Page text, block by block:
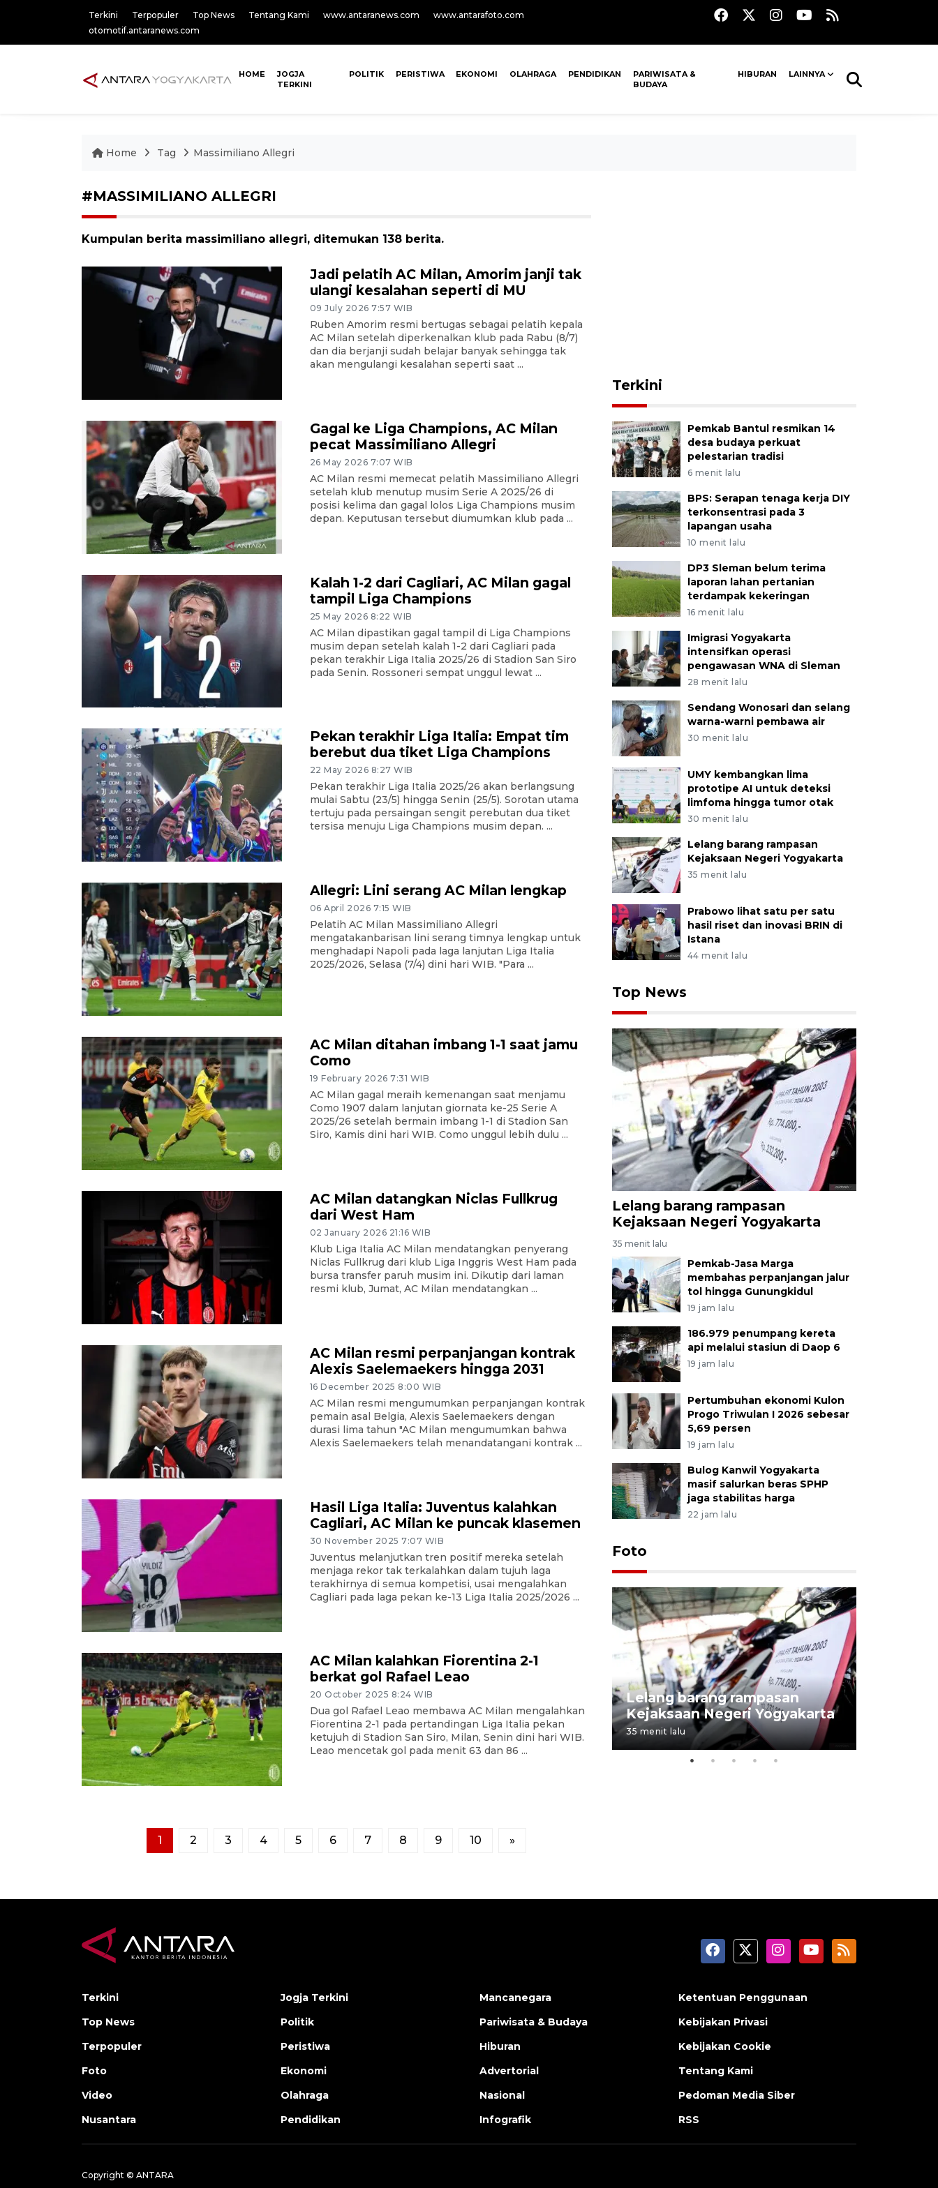
Terkini Terpopuler Top News Tentang Kami www.antaranews.com
www.antarafoto.com
otomotif.antaranews.com
HOME
JOGJA
TERKINI
POLITIK PERISTIWA EKONOMI OLAHRAGA PENDIDIKAN
PARIWISATA &
BUDAYA
HIBURAN LAINNYA
Home Tag Massimiliano Allegri
#MASSIMILIANO ALLEGRI
Kumpulan berita massimiliano allegri, ditemukan 138 berita.
Jadi pelatih AC Milan, Amorim janji tak
ulangi kesalahan seperti di MU
09 July 2026 7:57 WIB
Ruben Amorim resmi bertugas sebagai pelatih kepala
AC Milan setelah diperkenalkan klub pada Rabu (8/7)
dan dia berjanji sudah belajar banyak sehingga tak
akan mengulangi kesalahan seperti saat ...
Gagal ke Liga Champions, AC Milan
pecat Massimiliano Allegri
26 May 2026 7:07 WIB
AC Milan resmi memecat pelatih Massimiliano Allegri
setelah klub menutup musim Serie A 2025/26 di
posisi kelima dan gagal lolos Liga Champions musim
depan. Keputusan tersebut diumumkan klub pada ...
Kalah 1-2 dari Cagliari, AC Milan gagal
tampil Liga Champions
25 May 2026 8:22 WIB
AC Milan dipastikan gagal tampil di Liga Champions
musim depan setelah kalah 1-2 dari Cagliari pada
pekan terakhir Liga Italia 2025/26 di Stadion San Siro
pada Senin. Rossoneri sempat unggul lewat ...
Pekan terakhir Liga Italia: Empat tim
berebut dua tiket Liga Champions
22 May 2026 8:27 WIB
Pekan terakhir Liga Italia 2025/26 akan berlangsung
mulai Sabtu (23/5) hingga Senin (25/5). Sorotan utama
tertuju pada persaingan sengit perebutan dua tiket
tersisa menuju Liga Champions musim depan. ...
Allegri: Lini serang AC Milan lengkap
06 April 2026 7:15 WIB
Pelatih AC Milan Massimiliano Allegri
mengatakanbarisan lini serang timnya lengkap untuk
menghadapi Napoli pada laga lanjutan Liga Italia
2025/2026, Selasa (7/4) dini hari WIB. "Para ...
AC Milan ditahan imbang 1-1 saat jamu
Como
19 February 2026 7:31 WIB
AC Milan gagal meraih kemenangan saat menjamu
Como 1907 dalam lanjutan giornata ke-25 Serie A
2025/26 setelah bermain imbang 1-1 di Stadion San
Siro, Kamis dini hari WIB. Como unggul lebih dulu ...
AC Milan datangkan Niclas Fullkrug
dari West Ham
02 January 2026 21:16 WIB
Klub Liga Italia AC Milan mendatangkan penyerang
Niclas Fullkrug dari klub Liga Inggris West Ham pada
bursa transfer paruh musim ini. Dikutip dari laman
resmi klub, Jumat, AC Milan mendatangkan ...
AC Milan resmi perpanjangan kontrak
Alexis Saelemaekers hingga 2031
16 December 2025 8:00 WIB
AC Milan resmi mengumumkan perpanjangan kontrak
pemain asal Belgia, Alexis Saelemaekers dengan
durasi lima tahun "AC Milan mengumumkan bahwa
Alexis Saelemaekers telah menandatangani kontrak ...
Hasil Liga Italia: Juventus kalahkan
Cagliari, AC Milan ke puncak klasemen
30 November 2025 7:07 WIB
Juventus melanjutkan tren positif mereka setelah
menjaga rekor tak terkalahkan dalam tujuh laga
terakhirnya di semua kompetisi, usai mengalahkan
Cagliari pada laga pekan ke-13 Liga Italia 2025/2026 ...
AC Milan kalahkan Fiorentina 2-1
berkat gol Rafael Leao
20 October 2025 8:24 WIB
Dua gol Rafael Leao membawa AC Milan mengalahkan
Fiorentina 2-1 pada pertandingan Liga Italia pekan
ketujuh di Stadion San Siro, Milan, Senin dini hari WIB.
Leao mencetak gol pada menit 63 dan 86 ...
1 2 3 4 5 6 7 8 9 10 »
Terkini
Pemkab Bantul resmikan 14
desa budaya perkuat
pelestarian tradisi
6 menit lalu
BPS: Serapan tenaga kerja DIY
terkonsentrasi pada 3
lapangan usaha
10 menit lalu
DP3 Sleman belum terima
laporan lahan pertanian
terdampak kekeringan
16 menit lalu
Imigrasi Yogyakarta
intensifkan operasi
pengawasan WNA di Sleman
28 menit lalu
Sendang Wonosari dan selang
warna-warni pembawa air
30 menit lalu
UMY kembangkan lima
prototipe AI untuk deteksi
limfoma hingga tumor otak
30 menit lalu
Lelang barang rampasan
Kejaksaan Negeri Yogyakarta
35 menit lalu
Prabowo lihat satu per satu
hasil riset dan inovasi BRIN di
Istana
44 menit lalu
Top News
Lelang barang rampasan
Kejaksaan Negeri Yogyakarta
35 menit lalu
Pemkab-Jasa Marga
membahas perpanjangan jalur
tol hingga Gunungkidul
19 jam lalu
186.979 penumpang kereta
api melalui stasiun di Daop 6
19 jam lalu
Pertumbuhan ekonomi Kulon
Progo Triwulan I 2026 sebesar
5,69 persen
19 jam lalu
Bulog Kanwil Yogyakarta
masif salurkan beras SPHP
jaga stabilitas harga
22 jam lalu
Foto
Yogyakarta Gamelan Festival
2026
03 August 2026 12:31 WIB
Lelang barang rampasan
Kejaksaan Negeri Yogyakarta
35 menit lalu
Terkini
Top News
Terpopuler
Foto
Video
Nusantara
Jogja Terkini
Politik
Peristiwa
Ekonomi
Olahraga
Pendidikan
Mancanegara
Pariwisata & Budaya
Hiburan
Advertorial
Nasional
Infografik
Ketentuan Penggunaan
Kebijakan Privasi
Kebijakan Cookie
Tentang Kami
Pedoman Media Siber
RSS
Copyright © ANTARA